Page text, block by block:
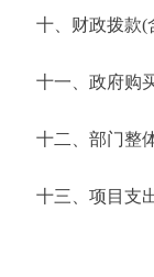
十、财政拨款(含
十一、政府购买
十二、部门整体
十三、项目支出